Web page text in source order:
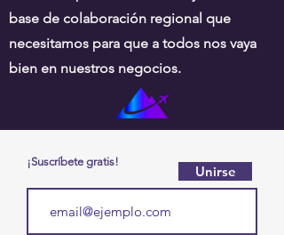
base de colaboración regional que
necesitamos para que a todos nos vaya
bien en nuestros negocios.
¡Suscríbete gratis!
Unirse